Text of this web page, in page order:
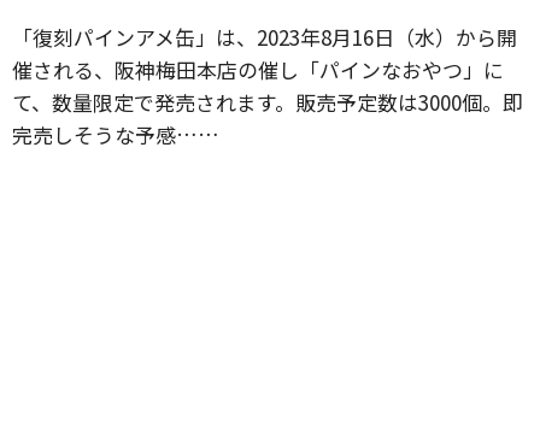
「復刻パインアメ缶」は、2023年8月16日（水）から開
催される、阪神梅田本店の催し「パインなおやつ」に
て、数量限定で発売されます。販売予定数は3000個。即
完売しそうな予感……